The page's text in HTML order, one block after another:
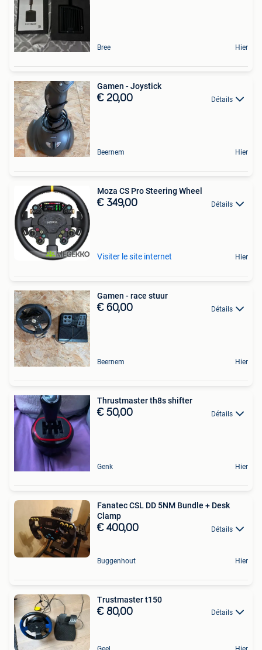
Bree Hier
Gamen - Joystick
€ 20,00 Détails
Beernem Hier
Moza CS Pro Steering Wheel
€ 349,00 Détails
Visiter le site internet Hier
Gamen - race stuur
€ 60,00 Détails
Beernem Hier
Thrustmaster th8s shifter
€ 50,00 Détails
Genk Hier
Fanatec CSL DD 5NM Bundle + Desk
Clamp
€ 400,00 Détails
Buggenhout Hier
Trustmaster t150
€ 80,00 Détails